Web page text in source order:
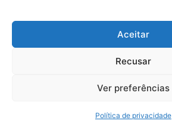
Aceitar
Recusar
Ver preferências
Política de privacidade
+55 (11) 3254-7680
Reforma Tributária Expert